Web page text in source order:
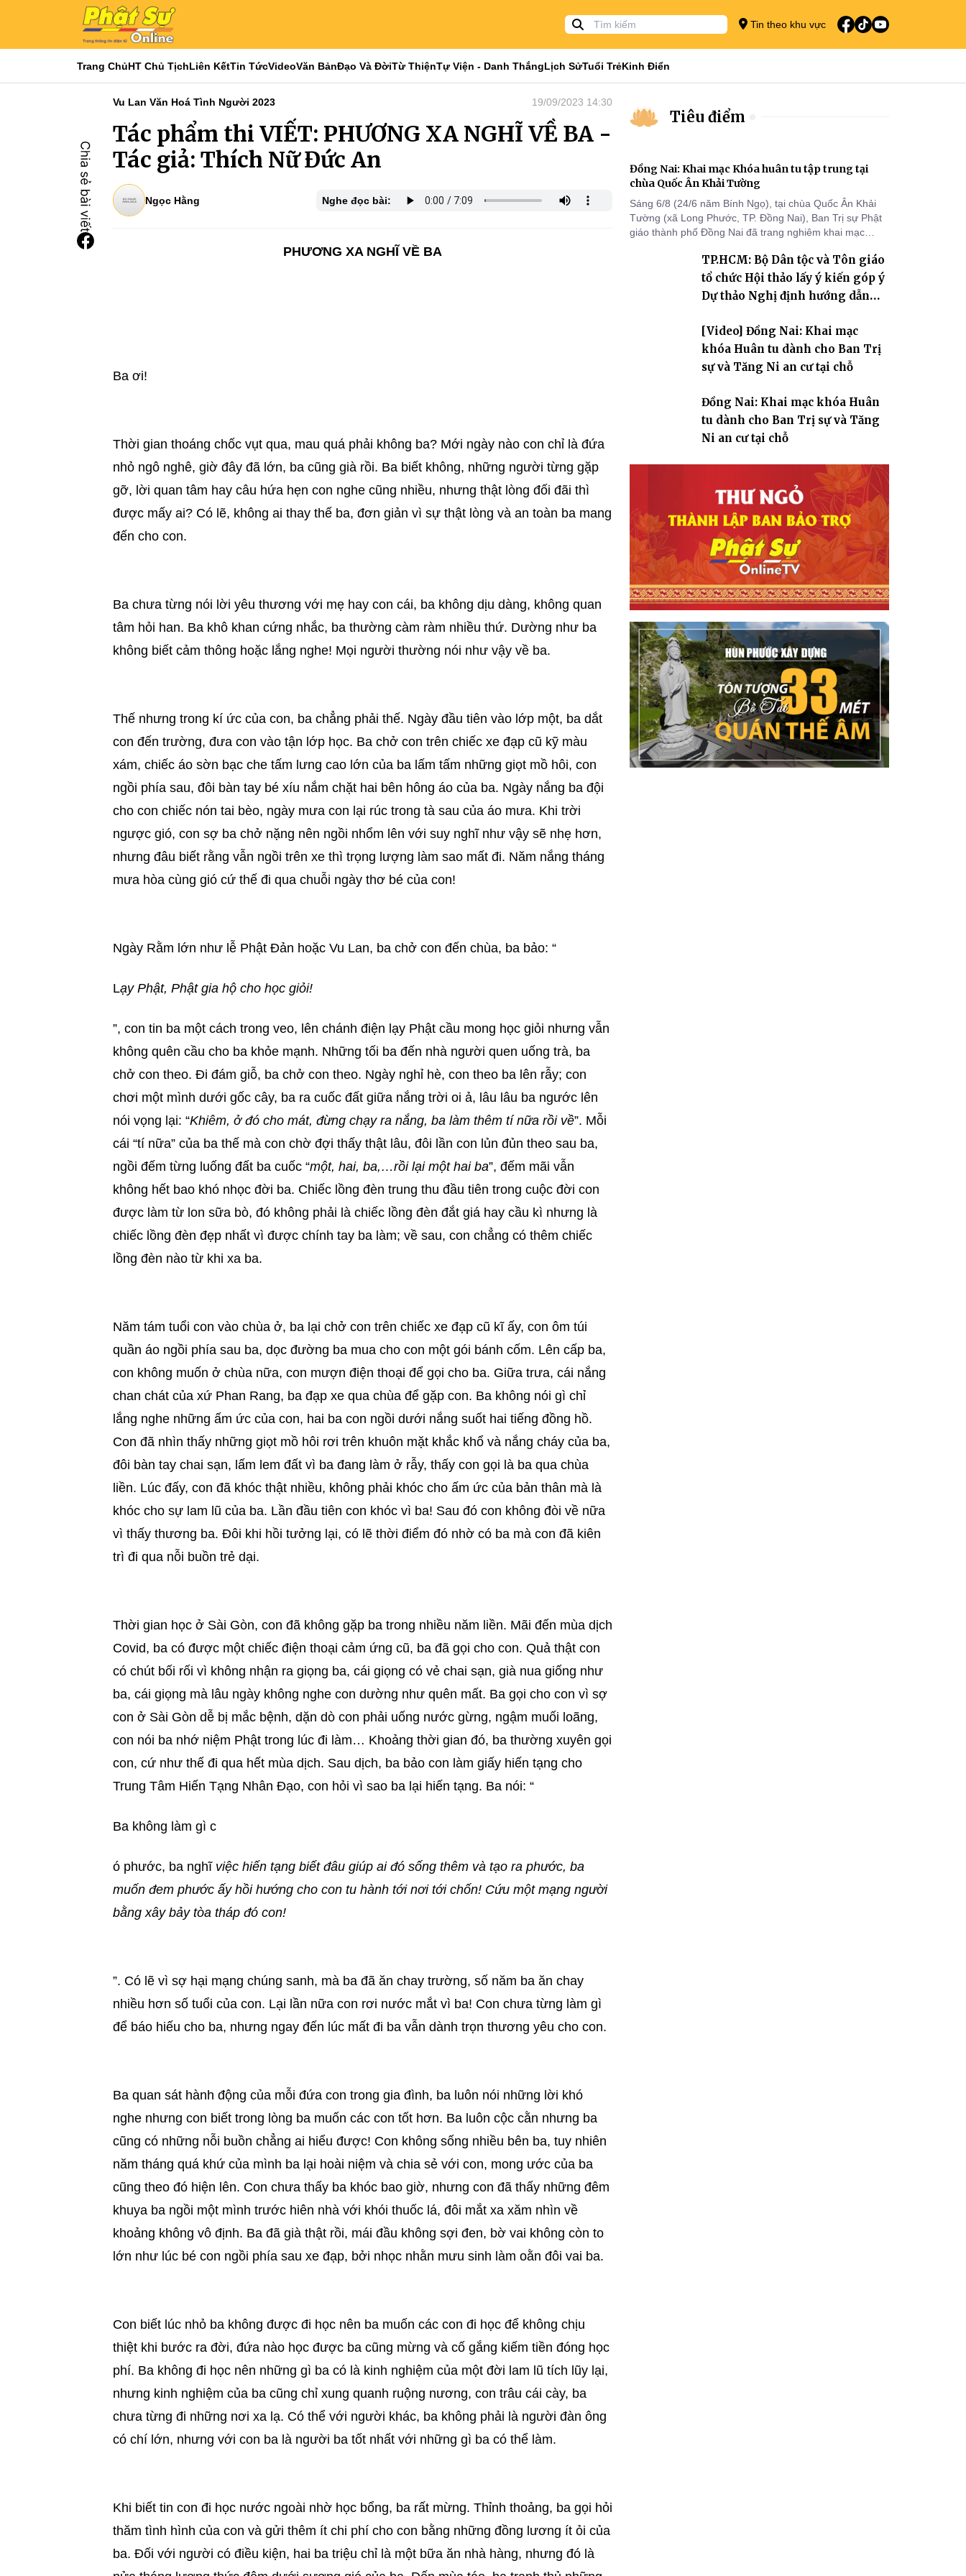
Tin theo khu vực
Trang ChủHT Chủ TịchLiên KếtTin TứcVideoVăn BảnĐạo Và ĐờiTừ ThiệnTự Viện - Danh ThắngLịch SửTuổi TrẻKinh Điển
Vu Lan Văn Hoá Tình Người 2023 19/09/2023 14:30
Tác phẩm thi VIẾT: PHƯƠNG XA NGHĨ VỀ BA -
Tác giả: Thích Nữ Đức An
Ngọc Hằng Nghe đọc bài:
PHƯƠNG XA NGHĨ VỀ BA
Ba ơi!
Thời gian thoáng chốc vụt qua, mau quá phải không ba? Mới ngày nào con chỉ là đứa
nhỏ ngô nghê, giờ đây đã lớn, ba cũng già rồi. Ba biết không, những người từng gặp
gỡ, lời quan tâm hay câu hứa hẹn con nghe cũng nhiều, nhưng thật lòng đối đãi thì
được mấy ai? Có lẽ, không ai thay thế ba, đơn giản vì sự thật lòng và an toàn ba mang
đến cho con.
Ba chưa từng nói lời yêu thương với mẹ hay con cái, ba không dịu dàng, không quan
tâm hỏi han. Ba khô khan cứng nhắc, ba thường càm ràm nhiều thứ. Dường như ba
không biết cảm thông hoặc lắng nghe! Mọi người thường nói như vậy về ba.
Thế nhưng trong kí ức của con, ba chẳng phải thế. Ngày đầu tiên vào lớp một, ba dắt
con đến trường, đưa con vào tận lớp học. Ba chở con trên chiếc xe đạp cũ kỹ màu
xám, chiếc áo sờn bạc che tấm lưng cao lớn của ba lấm tấm những giọt mồ hôi, con
ngồi phía sau, đôi bàn tay bé xíu nắm chặt hai bên hông áo của ba. Ngày nắng ba đội
cho con chiếc nón tai bèo, ngày mưa con lại rúc trong tà sau của áo mưa. Khi trời
ngược gió, con sợ ba chở nặng nên ngồi nhổm lên với suy nghĩ như vậy sẽ nhẹ hơn,
nhưng đâu biết rằng vẫn ngồi trên xe thì trọng lượng làm sao mất đi. Năm nắng tháng
mưa hòa cùng gió cứ thế đi qua chuỗi ngày thơ bé của con!
Ngày Rằm lớn như lễ Phật Đản hoặc Vu Lan, ba chở con đến chùa, ba bảo: “
Lạy Phật, Phật gia hộ cho học giỏi!
”, con tin ba một cách trong veo, lên chánh điện lạy Phật cầu mong học giỏi nhưng vẫn
không quên cầu cho ba khỏe mạnh. Những tối ba đến nhà người quen uống trà, ba
chở con theo. Đi đám giỗ, ba chở con theo. Ngày nghỉ hè, con theo ba lên rẫy; con
chơi một mình dưới gốc cây, ba ra cuốc đất giữa nắng trời oi ả, lâu lâu ba ngước lên
nói vọng lại: “Khiêm, ở đó cho mát, đừng chạy ra nắng, ba làm thêm tí nữa rồi về”. Mỗi
cái “tí nữa” của ba thế mà con chờ đợi thấy thật lâu, đôi lần con lủn đủn theo sau ba,
ngồi đếm từng luống đất ba cuốc “một, hai, ba,…rồi lại một hai ba”, đếm mãi vẫn
không hết bao khó nhọc đời ba. Chiếc lồng đèn trung thu đầu tiên trong cuộc đời con
được làm từ lon sữa bò, đó không phải là chiếc lồng đèn đắt giá hay cầu kì nhưng là
chiếc lồng đèn đẹp nhất vì được chính tay ba làm; về sau, con chẳng có thêm chiếc
lồng đèn nào từ khi xa ba.
Năm tám tuổi con vào chùa ở, ba lại chở con trên chiếc xe đạp cũ kĩ ấy, con ôm túi
quần áo ngồi phía sau ba, dọc đường ba mua cho con một gói bánh cốm. Lên cấp ba,
con không muốn ở chùa nữa, con mượn điện thoại để gọi cho ba. Giữa trưa, cái nắng
chan chát của xứ Phan Rang, ba đạp xe qua chùa để gặp con. Ba không nói gì chỉ
lắng nghe những ấm ức của con, hai ba con ngồi dưới nắng suốt hai tiếng đồng hồ.
Con đã nhìn thấy những giọt mồ hôi rơi trên khuôn mặt khắc khổ và nắng cháy của ba,
đôi bàn tay chai sạn, lấm lem đất vì ba đang làm ở rẫy, thấy con gọi là ba qua chùa
liền. Lúc đấy, con đã khóc thật nhiều, không phải khóc cho ấm ức của bản thân mà là
khóc cho sự lam lũ của ba. Lần đầu tiên con khóc vì ba! Sau đó con không đòi về nữa
vì thấy thương ba. Đôi khi hồi tưởng lại, có lẽ thời điểm đó nhờ có ba mà con đã kiên
trì đi qua nỗi buồn trẻ dại.
Thời gian học ở Sài Gòn, con đã không gặp ba trong nhiều năm liền. Mãi đến mùa dịch
Covid, ba có được một chiếc điện thoại cảm ứng cũ, ba đã gọi cho con. Quả thật con
có chút bối rối vì không nhận ra giọng ba, cái giọng có vẻ chai sạn, già nua giống như
ba, cái giọng mà lâu ngày không nghe con dường như quên mất. Ba gọi cho con vì sợ
con ở Sài Gòn dễ bị mắc bệnh, dặn dò con phải uống nước gừng, ngậm muối loãng,
con nói ba nhớ niệm Phật trong lúc đi làm… Khoảng thời gian đó, ba thường xuyên gọi
con, cứ như thế đi qua hết mùa dịch. Sau dịch, ba bảo con làm giấy hiến tạng cho
Trung Tâm Hiến Tạng Nhân Đạo, con hỏi vì sao ba lại hiến tạng. Ba nói: “
Ba không làm gì c
ó phước, ba nghĩ việc hiến tạng biết đâu giúp ai đó sống thêm và tạo ra phước, ba
muốn đem phước ấy hồi hướng cho con tu hành tới nơi tới chốn! Cứu một mạng người
bằng xây bảy tòa tháp đó con!
”. Có lẽ vì sợ hại mạng chúng sanh, mà ba đã ăn chay trường, số năm ba ăn chay
nhiều hơn số tuổi của con. Lại lần nữa con rơi nước mắt vì ba! Con chưa từng làm gì
để báo hiếu cho ba, nhưng ngay đến lúc mất đi ba vẫn dành trọn thương yêu cho con.
Ba quan sát hành động của mỗi đứa con trong gia đình, ba luôn nói những lời khó
nghe nhưng con biết trong lòng ba muốn các con tốt hơn. Ba luôn cộc cằn nhưng ba
cũng có những nỗi buồn chẳng ai hiểu được! Con không sống nhiều bên ba, tuy nhiên
năm tháng quá khứ của mình ba lại hoài niệm và chia sẻ với con, mong ước của ba
cũng theo đó hiện lên. Con chưa thấy ba khóc bao giờ, nhưng con đã thấy những đêm
khuya ba ngồi một mình trước hiên nhà với khói thuốc lá, đôi mắt xa xăm nhìn về
khoảng không vô định. Ba đã già thật rồi, mái đầu không sợi đen, bờ vai không còn to
lớn như lúc bé con ngồi phía sau xe đạp, bởi nhọc nhằn mưu sinh làm oằn đôi vai ba.
Con biết lúc nhỏ ba không được đi học nên ba muốn các con đi học để không chịu
thiệt khi bước ra đời, đứa nào học được ba cũng mừng và cố gắng kiếm tiền đóng học
phí. Ba không đi học nên những gì ba có là kinh nghiệm của một đời lam lũ tích lũy lại,
nhưng kinh nghiệm của ba cũng chỉ xung quanh ruộng nương, con trâu cái cày, ba
chưa từng đi những nơi xa lạ. Có thể với người khác, ba không phải là người đàn ông
có chí lớn, nhưng với con ba là người ba tốt nhất với những gì ba có thể làm.
Khi biết tin con đi học nước ngoài nhờ học bổng, ba rất mừng. Thỉnh thoảng, ba gọi hỏi
thăm tình hình của con và gửi thêm ít chi phí cho con bằng những đồng lương ít ỏi của
ba. Đối với người có điều kiện, hai ba triệu chỉ là một bữa ăn nhà hàng, nhưng đó là
Tiêu điểm
Đồng Nai: Khai mạc Khóa huân tu tập trung tại
chùa Quốc Ân Khải Tường
Sáng 6/8 (24/6 năm Bính Ngọ), tại chùa Quốc Ân Khải
Tường (xã Long Phước, TP. Đồng Nai), Ban Trị sự Phật
giáo thành phố Đồng Nai đã trang nghiêm khai mạc
2570 dành cho chư Tăng hành giả an cư tại chỗ khu vực
VII, VIII và trường hạ chùa Quốc Ân Khải Tường.
TP.HCM: Bộ Dân tộc và Tôn giáo
tổ chức Hội thảo lấy ý kiến góp ý
Dự thảo Nghị định hướng dẫn
giáo
[Video] Đồng Nai: Khai mạc
khóa Huân tu dành cho Ban Trị
sự và Tăng Ni an cư tại chỗ
Đồng Nai: Khai mạc khóa Huân
tu dành cho Ban Trị sự và Tăng
Ni an cư tại chỗ